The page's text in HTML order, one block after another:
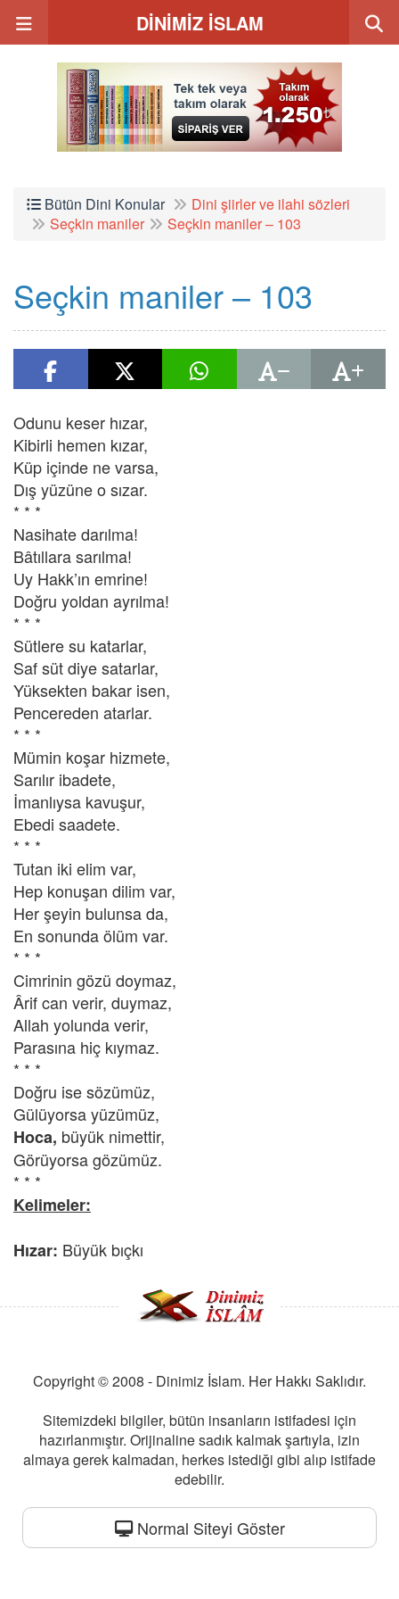
DİNİMİZ İSLAM
Bütün Dini Konular
Dini şiirler ve ilahi sözleri
Seçkin maniler
Seçkin maniler – 103
Seçkin maniler – 103
Odunu keser hızar,
Kibirli hemen kızar,
Küp içinde ne varsa,
Dış yüzüne o sızar.
* * *
Nasihate darılma!
Bâtıllara sarılma!
Uy Hakk’ın emrine!
Doğru yoldan ayrılma!
* * *
Sütlere su katarlar,
Saf süt diye satarlar,
Yüksekten bakar isen,
Pencereden atarlar.
* * *
Mümin koşar hizmete,
Sarılır ibadete,
İmanlıysa kavuşur,
Ebedi saadete.
* * *
Tutan iki elim var,
Hep konuşan dilim var,
Her şeyin bulunsa da,
En sonunda ölüm var.
* * *
Cimrinin gözü doymaz,
Ârif can verir, duymaz,
Allah yolunda verir,
Parasına hiç kıymaz.
* * *
Doğru ise sözümüz,
Gülüyorsa yüzümüz,
Hoca, büyük nimettir,
Görüyorsa gözümüz.
* * *
Kelimeler:
Hızar: Büyük bıçkı
Copyright © 2008 - Dinimiz İslam. Her Hakkı Saklıdır.
Sitemizdeki bilgiler, bütün insanların istifadesi için
hazırlanmıştır. Orijinaline sadık kalmak şartıyla, izin
almaya gerek kalmadan, herkes istediği gibi alıp istifade
edebilir.
Normal Siteyi Göster